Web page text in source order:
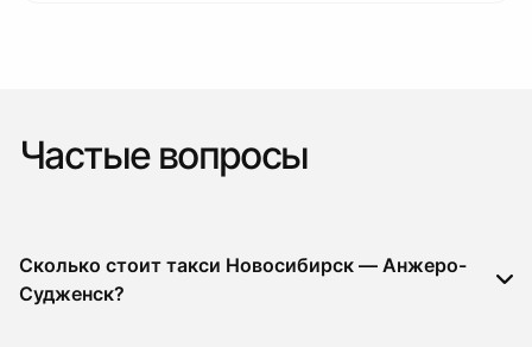
Частые вопросы
Сколько стоит такси Новосибирск — Анжеро-
Судженск?